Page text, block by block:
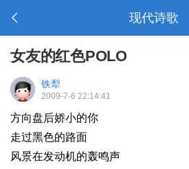
现代诗歌
女友的红色POLO
铁犁
2009-7-6 22:14:41
方向盘后娇小的你
走过黑色的路面
风景在发动机的轰鸣声